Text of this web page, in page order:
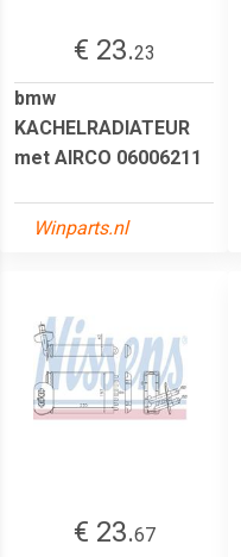
€ 23.23
bmw
KACHELRADIATEUR
met AIRCO 06006211
Winparts.nl
€ 23.67